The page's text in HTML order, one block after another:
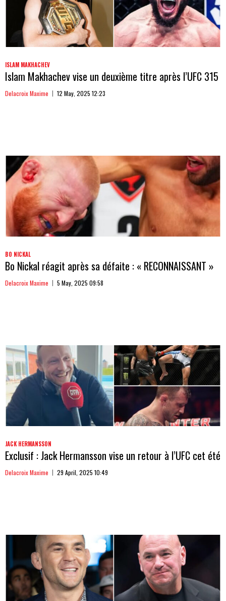
ISLAM MAKHACHEV
Islam Makhachev vise un deuxième titre après l’UFC 315
Delacroix Maxime 12 May, 2025 12:23
BO NICKAL
Bo Nickal réagit après sa défaite : « RECONNAISSANT »
Delacroix Maxime 5 May, 2025 09:58
JACK HERMANSSON
Exclusif : Jack Hermansson vise un retour à l’UFC cet été
Delacroix Maxime 29 April, 2025 10:49